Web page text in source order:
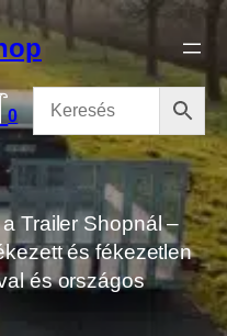
0
Trailer Shopnál –
és fékezetlen
és országos